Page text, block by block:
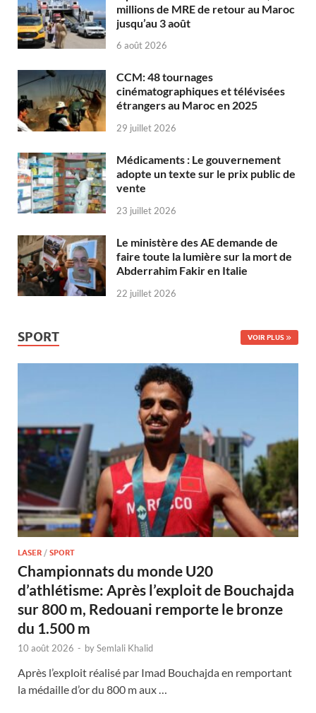
millions de MRE de retour au Maroc
jusqu’au 3 août
6 août 2026
CCM: 48 tournages
cinématographiques et télévisées
étrangers au Maroc en 2025
29 juillet 2026
Médicaments : Le gouvernement
adopte un texte sur le prix public de
vente
23 juillet 2026
Le ministère des AE demande de
faire toute la lumière sur la mort de
Abderrahim Fakir en Italie
22 juillet 2026
SPORT VOIR PLUS
LASER / SPORT
Championnats du monde U20
d’athlétisme: Après l’exploit de Bouchajda
sur 800 m, Redouani remporte le bronze
du 1.500 m
10 août 2026 - bySemlali Khalid
Après l’exploit réalisé par Imad Bouchajda en remportant
la médaille d’or du 800 m aux …